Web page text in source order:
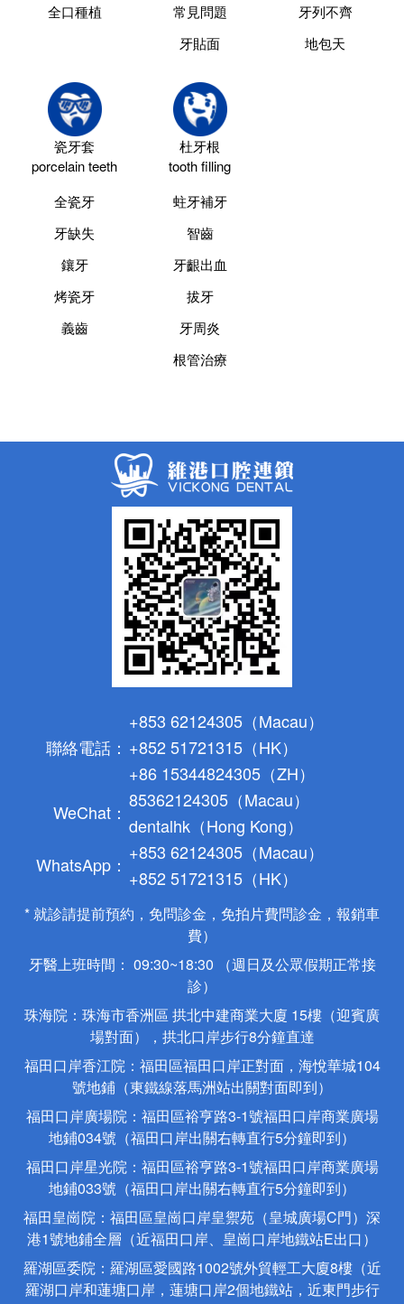
全口種植
常見問題
牙貼面
牙列不齊
地包天
瓷牙套
porcelain teeth
全瓷牙
牙缺失
鑲牙
烤瓷牙
義齒
杜牙根
tooth filling
蛀牙補牙
智齒
牙齦出血
拔牙
牙周炎
根管治療
聯絡電話：
+853 62124305（Macau）
+852 51721315（HK）
+86 15344824305（ZH）
WeChat：
85362124305（Macau）
dentalhk（Hong Kong）
WhatsApp：
+853 62124305（Macau）
+852 51721315（HK）
* 就診請提前預約，免問診金，免拍片費問診金，報銷車
費）
牙醫上班時間： 09:30~18:30 （週日及公眾假期正常接
診）
珠海院：珠海市香洲區 拱北中建商業大廈 15樓（迎賓廣
場對面），拱北口岸步行8分鐘直達
福田口岸香江院：福田區福田口岸正對面，海悅華城104
號地鋪（東鐵線落馬洲站出關對面即到）
福田口岸廣場院：福田區裕亨路3-1號福田口岸商業廣場
地鋪034號（福田口岸出關右轉直行5分鐘即到）
福田口岸星光院：福田區裕亨路3-1號福田口岸商業廣場
地鋪033號（福田口岸出關右轉直行5分鐘即到）
福田皇崗院：福田區皇崗口岸皇禦苑（皇城廣場C門）深
港1號地鋪全層（近福田口岸、皇崗口岸地鐵站E出口）
羅湖區委院：羅湖區愛國路1002號外貿輕工大廈8樓（近
羅湖口岸和蓮塘口岸，蓮塘口岸2個地鐵站，近東門步行